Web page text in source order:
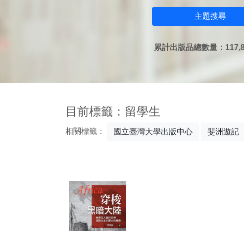
主題搜尋
累計出版品總數量：
目前標籤：留學生
相關標籤： 國立臺灣大學出版中心 斐洲遊記